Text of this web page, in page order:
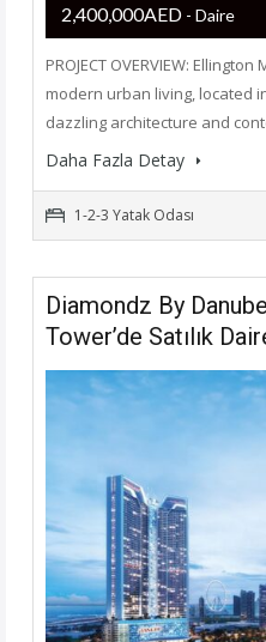
2,400,000AED - Daire
PROJECT OVERVIEW:
modern urban living, located
dazzling architecture and
Daha Fazla Detay
1-2-3 Yatak Odası
Diamondz By
Tower’de Satılık